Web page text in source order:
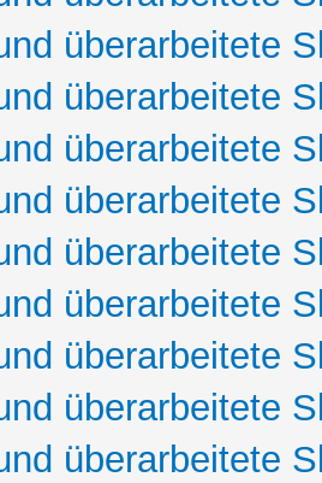
überarbeitete
überarbeitete
überarbeitete
überarbeitete
überarbeitete
überarbeitete
überarbeitete
überarbeitete
überarbeitete